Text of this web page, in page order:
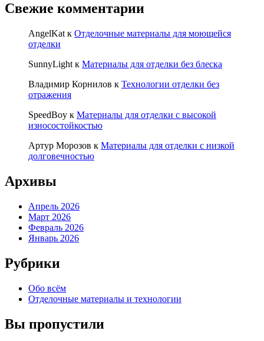
Свежие комментарии
AngelKat к Отделочные материалы для моющейся
отделки
SunnyLight к Материалы для отделки без блеска
Владимир Корнилов к Технологии отделки без
отражения
SpeedBoy к Материалы для отделки с высокой
износостойкостью
Артур Морозов к Материалы для отделки с низкой
долговечностью
Архивы
Апрель 2026
Март 2026
Февраль 2026
Январь 2026
Рубрики
Обо всём
Отделочные материалы и технологии
Вы пропустили